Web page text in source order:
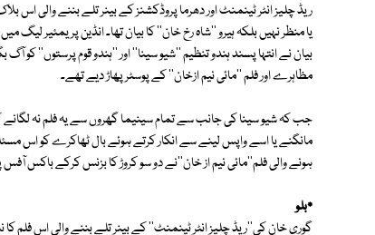
ریڈ چلیز انٹر ٹینمنٹ اور دھرما پروڈکشنز کے بینر تلے بننے والی اس
یا منظر نہیں بلکہ ہیرو ''شاہ رخ خان'' کا بیان تھا۔ انڈین پریمئیر
بیان نے انتہا پسند ہندو تنظیم ''شیو سینا'' اور ''ہندو قوم پرستوں'' کو
مظاہرے اور فلم ''مائی نیم ازخان'' کے پوسٹر پھاڑ دیے تھے۔
جب کہ شیو سینا کی جانب سے تمام سینیما گھروں سے یہ فلم نہ لگانے
مانگنے یا اسے واپس لینے سے انکار کرتے ہوئے بال ٹھاکرے کو اس
ہونے والی فلم''مائی نیم از خان''نے دو سو کروڑ کا بزنس کرکے باکس
٭بلو
گوری خان کی''ریڈ چلیز انٹر ٹینمنٹ'' کے بینر تلے بننے والی اس فلم کا